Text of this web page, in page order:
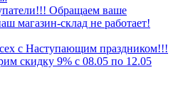
Обращаем ваше
магазин-склад не работает!
с Наступающим праздником!!!
скидку 9% с 08.05 по 12.05